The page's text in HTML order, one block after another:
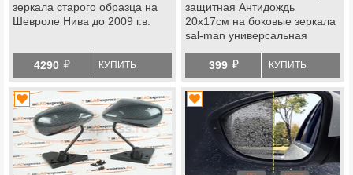
зеркала старого образца на
Шевроле Нива до 2009 г.в.
4290 й КУПИТЬ
защитная Антидождь
20х17см на боковые зеркала
sal-man универсальная
399 й КУПИТЬ